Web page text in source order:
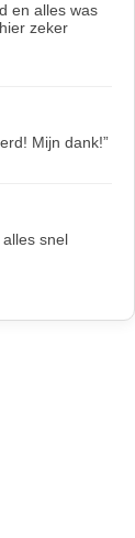
en alles was
zeker
Mijn dank!”
snel